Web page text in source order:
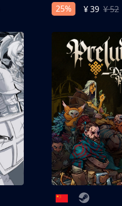
25%
¥ 39 ¥ 52